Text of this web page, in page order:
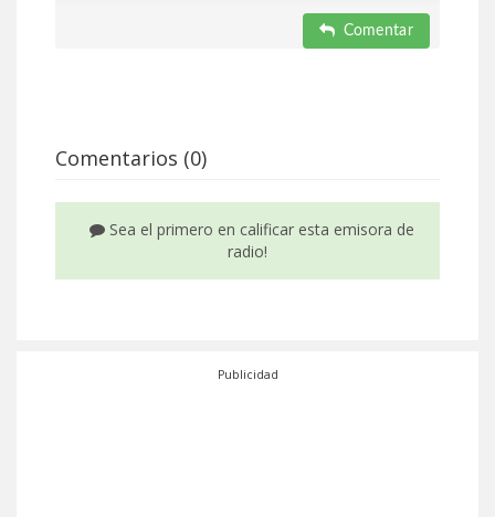
Comentar
Comentarios (0)
Sea el primero en calificar esta emisora de
radio!
Publicidad